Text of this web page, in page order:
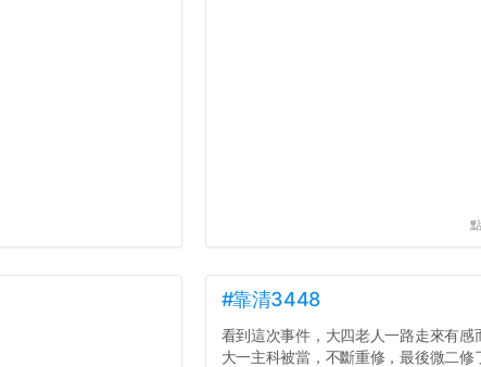
#靠清3448
看到這次事件，大四老人一路走來有感
大一主科被當，不斷重修，最後微二